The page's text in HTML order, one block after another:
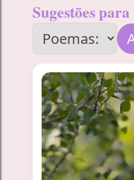
Sugestões para